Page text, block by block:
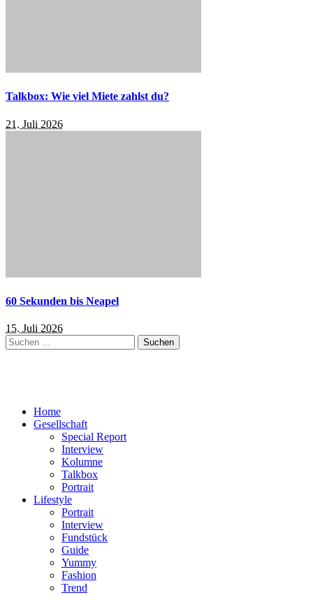
Talkbox: Wie viel Miete zahlst du?
21. Juli 2026
60 Sekunden bis Neapel
15. Juli 2026
Suchen
nach:
Home
Gesellschaft
Special Report
Interview
Kolumne
Talkbox
Portrait
Lifestyle
Portrait
Interview
Fundstück
Guide
Yummy
Fashion
Trend